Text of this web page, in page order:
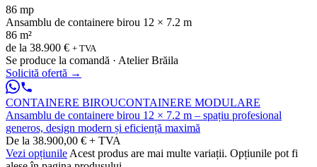
86 mp
Ansamblu de containere birou 12 × 7.2 m
86 m²
de la 38.900 € + TVA
Se produce la comandă · Atelier Brăila
Solicită ofertă →
CONTAINERE BIROUCONTAINERE MODULARE
Ansamblu de containere birou 12 × 7.2 m – spațiu profesional
generos, design modern și eficiență maximă
De la 38.900,00 € + TVA
Vezi opțiunile Acest produs are mai multe variații. Opțiunile pot fi